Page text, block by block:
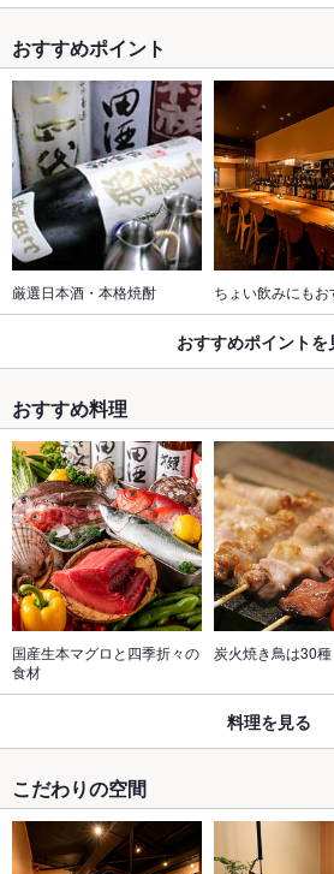
おすすめポイント
厳選日本酒・本格焼酎 ちょい飲みにも
おすすめポイントを
おすすめ料理
国産生本マグロと四季折々の
食材
炭火焼き鳥は30種
料理を見る
こだわりの空間